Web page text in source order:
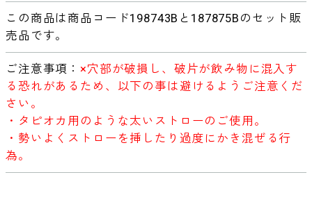
この商品は商品コード198743Bと187875Bのセット販
売品です。
ご注意事項： ×穴部が破損し、破片が飲み物に混入す
る恐れがあるため、以下の事は避けるようご注意くだ
さい。
・タピオカ用のような太いストローのご使用。
・勢いよくストローを挿したり過度にかき混ぜる行
為。